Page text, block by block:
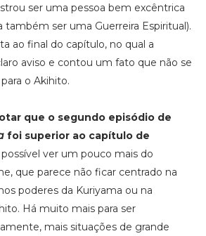
ser uma pessoa bem excêntrica
também ser uma Guerreira Espiritual).
ao final do capítulo, no qual a
aviso e contou um fato que não se
o Akihito.
que o segundo episódio de
foi superior ao capítulo de
possível ver um pouco mais do
que parece não ficar centrado na
poderes da Kuriyama ou na
Há muito mais para ser
mais situações de grande